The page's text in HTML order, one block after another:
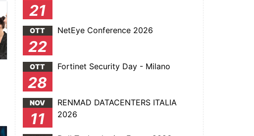
21
OTT
22
NetEye Conference 2026
OTT
28
Fortinet Security Day - Milano
NOV
11
RENMAD DATACENTERS ITALIA
2026